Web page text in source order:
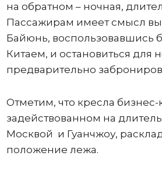
на обратном – ночная,
Пассажирам имеет смысл
Байюнь, воспользовавшись
Китаем, и остановиться для
предварительно
Отметим, что кресла бизнес-
задействованном на
Москвой и Гуанчжоу,
положение лежа.